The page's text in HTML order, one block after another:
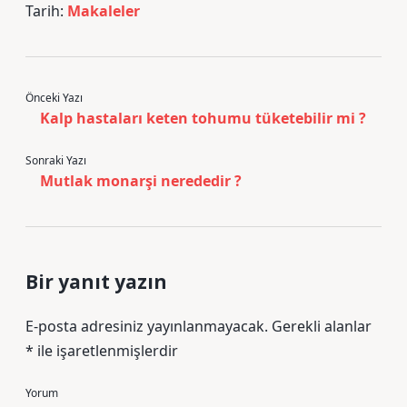
Tarih: Makaleler
Önceki Yazı
Kalp hastaları keten tohumu tüketebilir mi ?
Sonraki Yazı
Mutlak monarşi nerededir ?
Bir yanıt yazın
E-posta adresiniz yayınlanmayacak. Gerekli alanlar
* ile işaretlenmişlerdir
Yorum